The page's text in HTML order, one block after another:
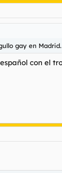
gay en Madrid.
con el